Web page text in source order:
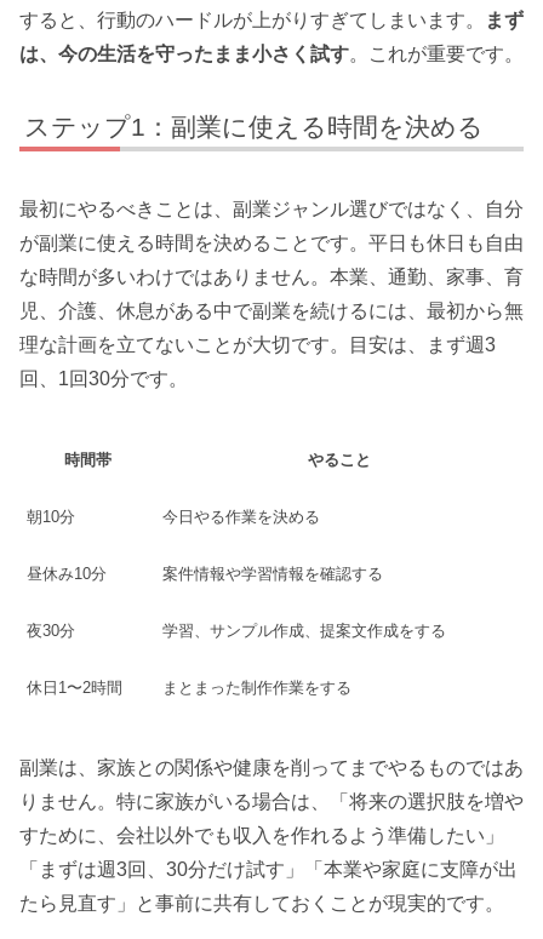
すると、行動のハードルが上がりすぎてしまいます。
まず
は、今の生活を守ったまま小さく試す。これが重要です。
ステップ1：副業に使える時間を決める
最初にやるべきことは、副業ジャンル選びではなく、自分
が副業に使える時間を決めることです。平日も休日も自由
な時間が多いわけではありません。本業、通勤、家事、育
児、介護、休息がある中で副業を続けるには、最初から無
理な計画を立てないことが大切です。目安は、まず週3
回、1回30分です。
時間帯 やること
朝10分 今日やる作業を決める
昼休み10分 案件情報や学習情報を確認する
夜30分 学習、サンプル作成、提案文作成をする
休日1〜2時間 まとまった制作作業をする
副業は、家族との関係や健康を削ってまでやるものではあ
りません。特に家族がいる場合は、「将来の選択肢を増や
すために、会社以外でも収入を作れるよう準備したい」
「まずは週3回、30分だけ試す」「本業や家庭に支障が出
たら見直す」と事前に共有しておくことが現実的です。